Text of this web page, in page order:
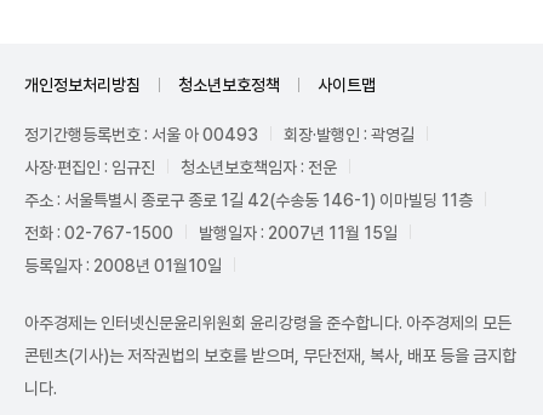
개인정보처리방침 청소년보호정책 사이트맵
정기간행등록번호 : 서울 아 00493
회장·발행인 : 곽영길
사장·편집인 : 임규진
청소년보호책임자 : 전운
주소 : 서울특별시 종로구 종로 1길 42(수송동 146-1) 이마빌딩 11층
전화 : 02-767-1500
발행일자 : 2007년 11월 15일
등록일자 : 2008년 01월10일
아주경제는 인터넷신문윤리위원회 윤리강령을 준수합니다. 아주경제의 모든
콘텐츠(기사)는 저작권법의 보호를 받으며, 무단전재, 복사, 배포 등을 금지합
니다.